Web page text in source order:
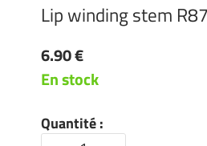
Lip winding stem
6.90 €
En stock
Quantité :